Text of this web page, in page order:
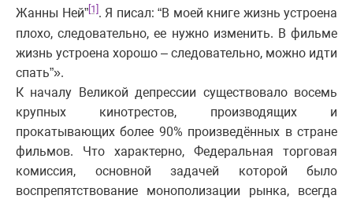
Жанны Ней”[1] . Я писал: “В моей книге жизнь устроена
плохо, следовательно, ее нужно изменить. В фильме
жизнь устроена хорошо – следовательно, можно идти
спать”».
К началу Великой депрессии существовало восемь
крупных кинотрестов, производящих и
прокатывающих более 90% произведённых в стране
фильмов. Что характерно, Федеральная торговая
комиссия, основной задачей которой было
воспрепятствование монополизации рынка, всегда